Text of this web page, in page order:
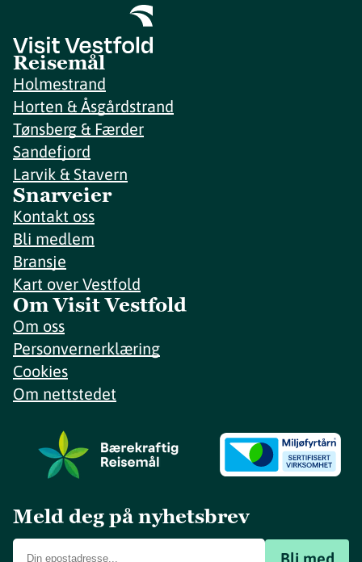
Reisemål
Holmestrand
Horten & Åsgårdstrand
Tønsberg & Færder
Sandefjord
Larvik & Stavern
Snarveier
Kontakt oss
Bli medlem
Bransje
Kart over Vestfold
Om Visit Vestfold
Om oss
Personvernerklæring
Cookies
Om nettstedet
Meld deg på nyhetsbrev
Bli med